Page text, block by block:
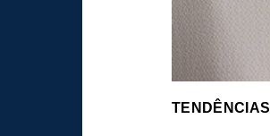
TENDÊNCIAS